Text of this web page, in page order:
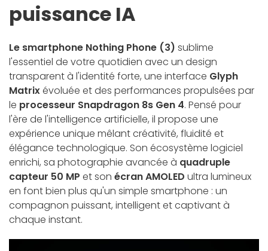
puissance IA
Le smartphone Nothing Phone (3) sublime
l'essentiel de votre quotidien avec un design
transparent à l'identité forte, une interface Glyph
Matrixévoluée et des performances propulsées par
le processeur Snapdragon 8s Gen 4. Pensé pour
l'ère de l'intelligence artificielle, il propose une
expérience unique mêlant créativité, fluidité et
élégance technologique. Son écosystème logiciel
enrichi, sa photographie avancée à quadruple
capteur 50 MP et son écran AMOLED ultra lumineux
en font bien plus qu'un simple smartphone : un
compagnon puissant, intelligent et captivant à
chaque instant.